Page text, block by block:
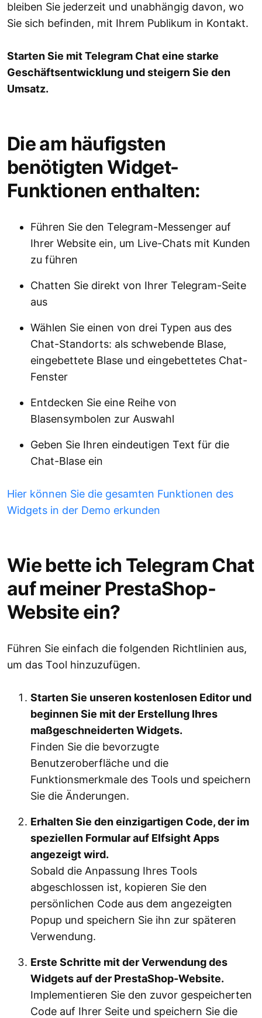
bleiben Sie jederzeit und unabhängig davon, wo
Sie sich befinden, mit Ihrem Publikum in Kontakt.
Starten Sie mit Telegram Chat eine starke
Geschäftsentwicklung und steigern Sie den
Umsatz.
Die am häufigsten
benötigten Widget-
Funktionen enthalten:
Führen Sie den Telegram-Messenger auf
Ihrer Website ein, um Live-Chats mit Kunden
zu führen
Chatten Sie direkt von Ihrer Telegram-Seite
aus
Wählen Sie einen von drei Typen aus des
Chat-Standorts: als schwebende Blase,
eingebettete Blase und eingebettetes Chat-
Fenster
Entdecken Sie eine Reihe von
Blasensymbolen zur Auswahl
Geben Sie Ihren eindeutigen Text für die
Chat-Blase ein
Hier können Sie die gesamten Funktionen des
Widgets in der Demo erkunden
Wie bette ich Telegram Chat
auf meiner PrestaShop-
Website ein?
Führen Sie einfach die folgenden Richtlinien aus,
um das Tool hinzuzufügen.
Starten Sie unseren kostenlosen Editor und
beginnen Sie mit der Erstellung Ihres
maßgeschneiderten Widgets.
Finden Sie die bevorzugte
Benutzeroberfläche und die
Funktionsmerkmale des Tools und speichern
Sie die Änderungen.
Erhalten Sie den einzigartigen Code, der im
speziellen Formular auf Elfsight Apps
angezeigt wird.
Sobald die Anpassung Ihres Tools
abgeschlossen ist, kopieren Sie den
persönlichen Code aus dem angezeigten
Popup und speichern Sie ihn zur späteren
Verwendung.
Erste Schritte mit der Verwendung des
Widgets auf der PrestaShop-Website.
Implementieren Sie den zuvor gespeicherten
Code auf Ihrer Seite und speichern Sie die